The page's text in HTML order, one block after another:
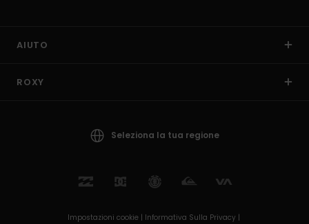
AIUTO
ROXY
Seleziona la tua regione
Impostazioni cookie | Informativa Sulla Privacy |